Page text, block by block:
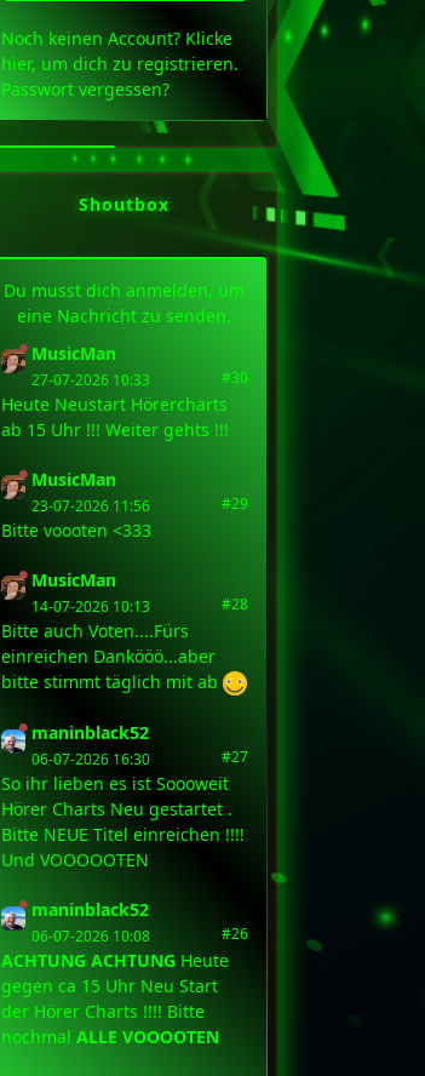
Noch keinen Account? Klicke
hier, um dich zu registrieren.
Passwort vergessen?
Shoutbox
Du musst dich anmelden, um
eine Nachricht zu senden.
MusicMan
27-07-2026 10:33 #30
Heute Neustart Hörercharts
ab 15 Uhr !!! Weiter gehts !!!
MusicMan
23-07-2026 11:56 #29
Bitte voooten <333
MusicMan
14-07-2026 10:13 #28
Bitte auch Voten....Fürs
einreichen Dankööö...aber
bitte stimmt täglich mit ab
maninblack52
06-07-2026 16:30 #27
So ihr lieben es ist Soooweit
Hörer Charts Neu gestartet .
Bitte NEUE Titel einreichen !!!!
Und VOOOOOTEN
maninblack52
06-07-2026 10:08 #26
ACHTUNG ACHTUNG Heute
gegen ca 15 Uhr Neu Start
der Hörer Charts !!!! Bitte
nochmal ALLE VOOOOTEN